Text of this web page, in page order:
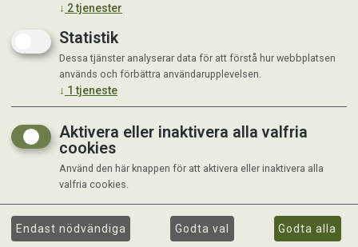
EQUSANA ALFA OMEGA 15 KG
Snittad lusern med tillsats av soja- och linfröolja. Oljorna ger en helt
dammfri produkt och tillför värdefull energi i en form som inte stör
Kombinerat med lusernens nästan obefintliga innehåll av socker och
stärkelse gör Equsana Alfa Omega till ett mycket skonsamt foder
Kr 249,00
↓ 2tjenester
Statistik
Dessa tjänster analyserar data för att förstå hur webbplatsen
används och förbättra användarupplevelsen.
↓ 1 tjeneste
Aktivera eller inaktivera alla valfria
cookies
Använd den här knappen för att aktivera eller inaktivera alla
valfria cookies.
Endast nödvändiga Godta val Godta alla